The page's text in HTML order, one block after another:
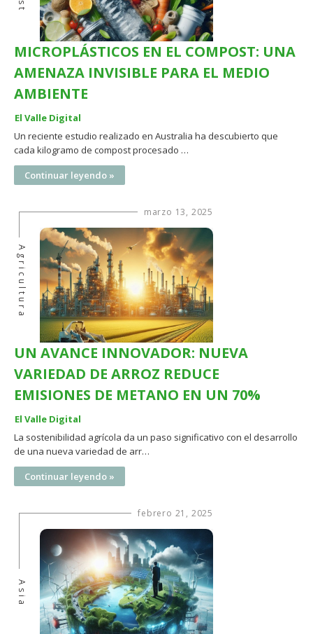
MICROPLÁSTICOS EN EL COMPOST: UNA
AMENAZA INVISIBLE PARA EL MEDIO
AMBIENTE
El Valle Digital
Un reciente estudio realizado en Australia ha descubierto que
cada kilogramo de compost procesado …
Continuar leyendo »
marzo 13, 2025
Agricultura
UN AVANCE INNOVADOR: NUEVA
VARIEDAD DE ARROZ REDUCE
EMISIONES DE METANO EN UN 70%
El Valle Digital
La sostenibilidad agrícola da un paso significativo con el desarrollo
de una nueva variedad de arr…
Continuar leyendo »
febrero 21, 2025
Asia